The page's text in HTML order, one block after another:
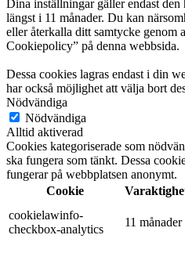
Dina inställningar gäller endast den
längst i 11 månader. Du kan
eller återkalla ditt samtycke genom
Cookiepolicy” på denna webbsida.
Dessa cookies lagras endast i din
har också möjlighet att välja bort
Nödvändiga
Nödvändiga
Alltid aktiverad
Cookies kategoriserade som
ska fungera som tänkt. Dessa
fungerar på webbplatsen anonymt.
Cookie
cookielawinfo-
checkbox-analytics
11 månader